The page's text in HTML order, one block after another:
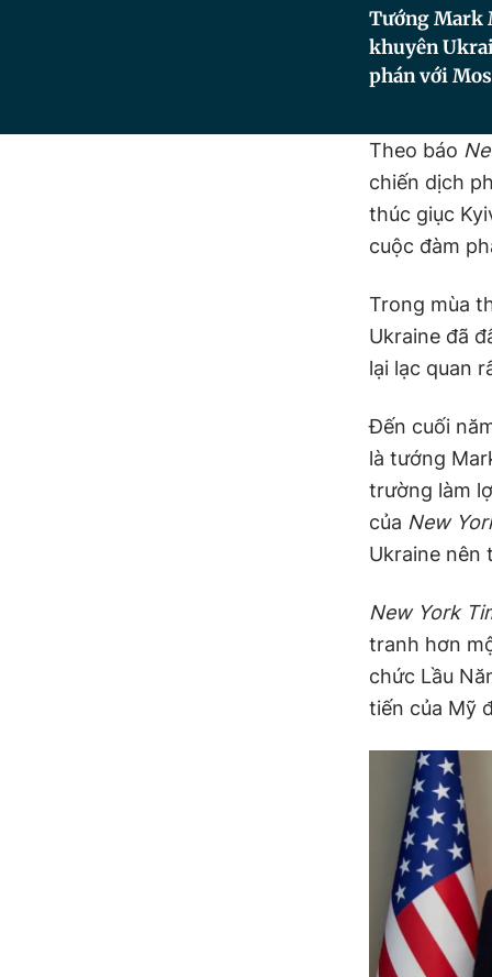
Tướng Mark
khuyên
phán với
Theo báo
chiến dịch
thúc giục
cuộc đàm
Trong mùa
Ukraine đã
lại lạc quan
Đến cuối
là tướng
trường làm
của New
Ukraine nên
New York
tranh hơn
chức Lầu
tiến của Mỹ